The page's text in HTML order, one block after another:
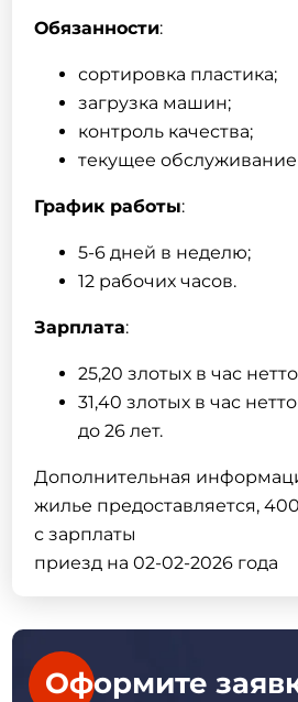
Обязанности:
сортировка пластика;
загрузка машин;
контроль качества;
текущее
График работы:
5-6 дней в неделю;
12 рабочих часов.
Зарплата:
25,20 злотых в час
31,40 злотых в час
до 26 лет.
Дополнительная
жилье предоставляется,
с зарплаты
приезд на 02-02-2026 года
Оформите